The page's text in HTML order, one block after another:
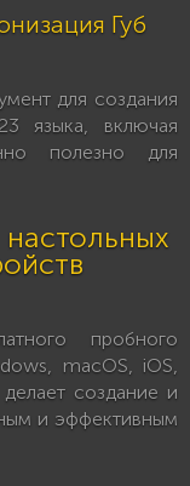
Губ
для создания
языка, включая
полезно для
пробного
macOS, iOS,
создание и
и эффективным